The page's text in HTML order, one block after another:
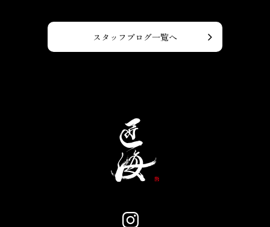
スタッフブログ一覧へ